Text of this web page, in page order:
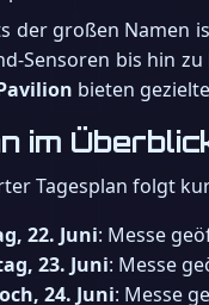
der großen Namen
Sensoren bis hin
bieten
im
Tagesplan folgt
22. Juni: Messe
23. Juni: Messe
24. Juni: Messe